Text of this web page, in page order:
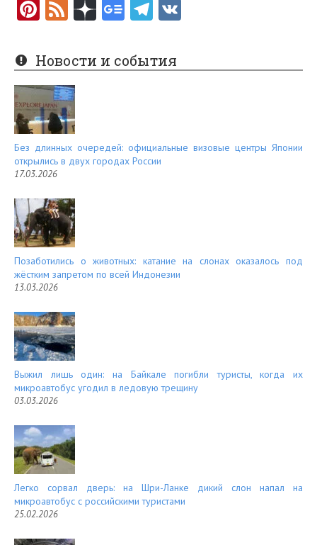
Pi
er
es
t
F
e
d
Новости и события
Без длинных очередей: официальные визовые центры Японии
открылись в двух городах России
17.03.2026
Позаботились о животных: катание на слонах оказалось под
жёстким запретом по всей Индонезии
13.03.2026
Выжил лишь один: на Байкале погибли туристы, когда их
микроавтобус угодил в ледовую трещину
03.03.2026
Легко сорвал дверь: на Шри-Ланке дикий слон напал на
микроавтобус с российскими туристами
25.02.2026